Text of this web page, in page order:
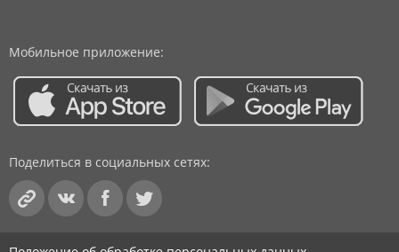
Мобильное приложение:
Поделиться в социальных сетях: